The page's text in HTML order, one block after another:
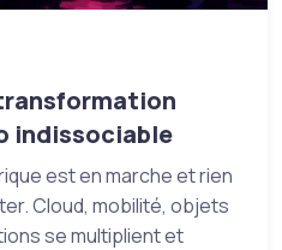
indissociable
est en marche et rien
Cloud, mobilité, objets
se multiplient et